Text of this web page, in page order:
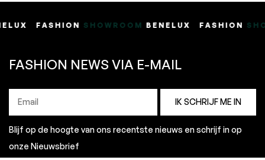
SHOWROOMBENELUX FASHION SHOWROOM
FASHION NEWS VIA E-MAIL
Blijf op de hoogte van ons recentste nieuws en schrijf in op
onze Nieuwsbrief